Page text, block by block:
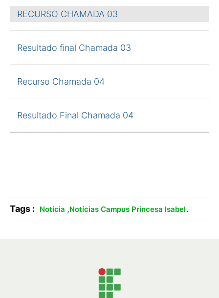
RECURSO CHAMADA 03
Resultado final Chamada 03
Recurso Chamada 04
Resultado Final Chamada 04
Tags : Notícia ,Notícias Campus Princesa Isabel.